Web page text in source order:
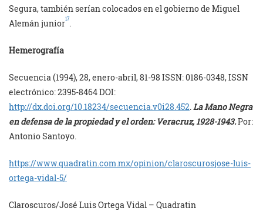
Segura, también serían colocados en el gobierno de Miguel
Alemán junior17
Hemerografía
Secuencia (1994), 28, enero-abril, 81-98 ISSN: 0186-0348, ISSN
electrónico: 2395-8464 DOI:
http://dx.doi.org/10.18234/secuencia.v0i28.452 La Mano Negra
en defensa de la propiedad y el orden: Veracruz, 1928-1943.Por:
Antonio Santoyo.
https://www.quadratin.com.mx/opinion/claroscurosjose-luis-
ortega-vidal-5/
Claroscuros/José Luis Ortega Vidal – Quadratin